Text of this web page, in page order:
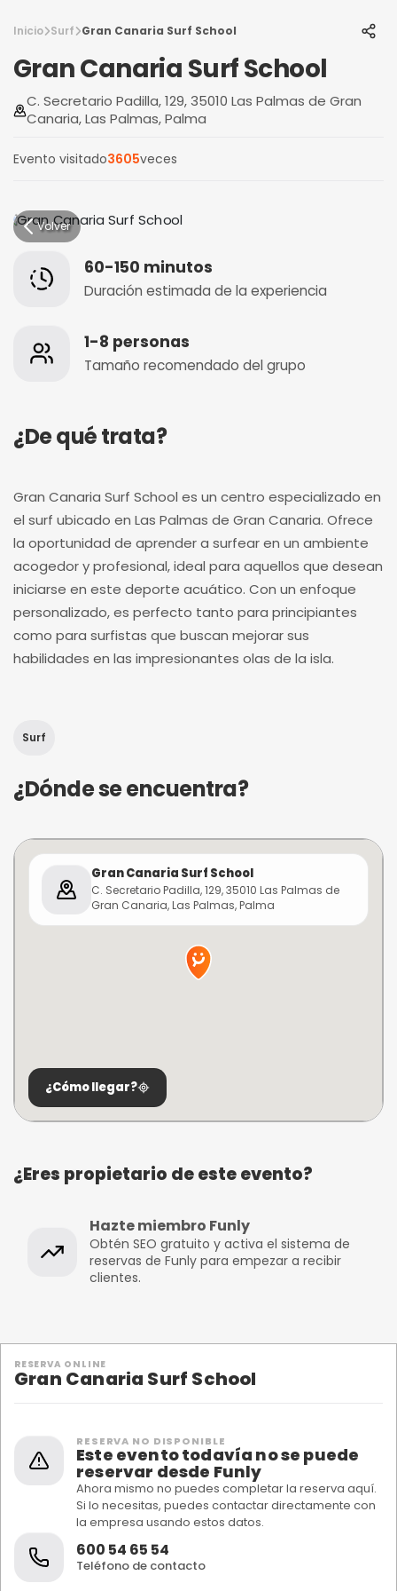
Inicio Surf Gran Canaria Surf School
Gran Canaria Surf School
C. Secretario Padilla, 129, 35010 Las Palmas de Gran
Canaria, Las Palmas, Palma
Evento visitado3605veces
Volver
60-150 minutos
Duración estimada de la experiencia
1-8 personas
Tamaño recomendado del grupo
¿De qué trata?
Gran Canaria Surf School es un centro especializado en
el surf ubicado en Las Palmas de Gran Canaria. Ofrece
la oportunidad de aprender a surfear en un ambiente
acogedor y profesional, ideal para aquellos que desean
iniciarse en este deporte acuático. Con un enfoque
personalizado, es perfecto tanto para principiantes
como para surfistas que buscan mejorar sus
habilidades en las impresionantes olas de la isla.
Surf
¿Dónde se encuentra?
Gran Canaria Surf School
C. Secretario Padilla, 129, 35010 Las Palmas de
Gran Canaria, Las Palmas, Palma
¿Cómo llegar?
¿Eres propietario de este evento?
Hazte miembro Funly
Obtén SEO gratuito y activa el sistema de
reservas de Funly para empezar a recibir
clientes.
RESERVA ONLINE
Gran Canaria Surf School
RESERVA NO DISPONIBLE
Este evento todavía no se puede
reservar desde Funly
Ahora mismo no puedes completar la reserva aquí.
Si lo necesitas, puedes contactar directamente con
la empresa usando estos datos.
600 54 65 54
Teléfono de contacto